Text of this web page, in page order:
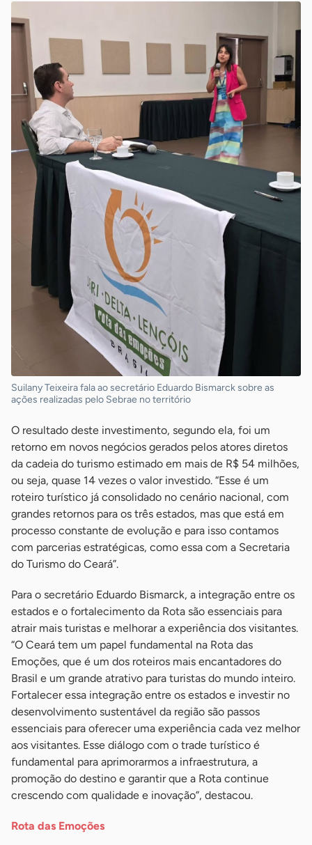
Suilany Teixeira fala ao secretário Eduardo Bismarck sobre as
ações realizadas pelo Sebrae no território
O resultado deste investimento, segundo ela, foi um
retorno em novos negócios gerados pelos atores diretos
da cadeia do turismo estimado em mais de R$ 54 milhões,
ou seja, quase 14 vezes o valor investido. “Esse é um
roteiro turístico já consolidado no cenário nacional, com
grandes retornos para os três estados, mas que está em
processo constante de evolução e para isso contamos
com parcerias estratégicas, como essa com a Secretaria
do Turismo do Ceará”.
Para o secretário Eduardo Bismarck, a integração entre os
estados e o fortalecimento da Rota são essenciais para
atrair mais turistas e melhorar a experiência dos visitantes.
“O Ceará tem um papel fundamental na Rota das
Emoções, que é um dos roteiros mais encantadores do
Brasil e um grande atrativo para turistas do mundo inteiro.
Fortalecer essa integração entre os estados e investir no
desenvolvimento sustentável da região são passos
essenciais para oferecer uma experiência cada vez melhor
aos visitantes. Esse diálogo com o trade turístico é
fundamental para aprimorarmos a infraestrutura, a
promoção do destino e garantir que a Rota continue
crescendo com qualidade e inovação”, destacou.
Rota das Emoções